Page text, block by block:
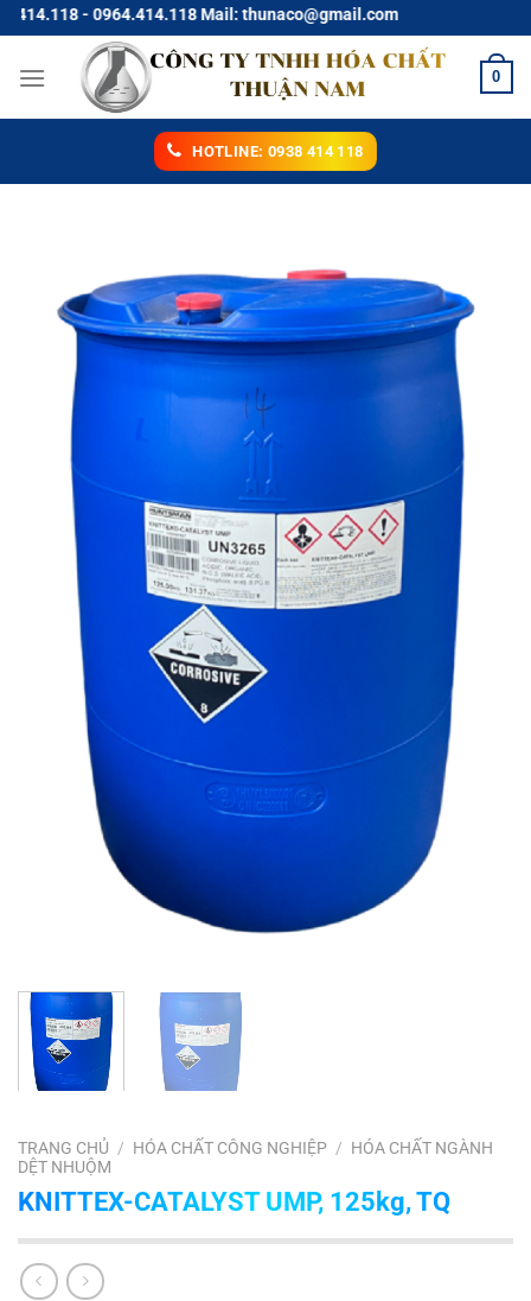
Chuyển
đến
nội
- 0964.414.118 Mail: thunaco@gmail.com
0
HOTLINE: 0938 414 118
TRANG CHỦ / HÓA CHẤT CÔNG NGHIỆP / HÓA CHẤT NGÀNH
DỆT NHUỘM
KNITTEX-CATALYST UMP, 125kg, TQ